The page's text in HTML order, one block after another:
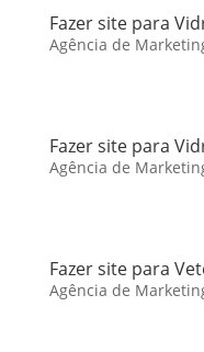
Fazer site para
Agência de
Fazer site para
Agência de
Fazer site para
Agência de